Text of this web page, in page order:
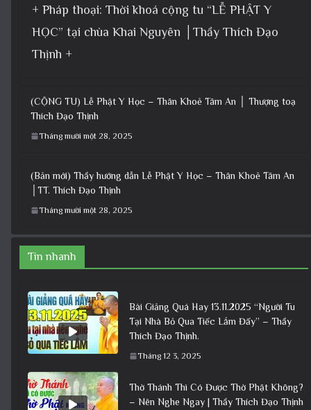
+ Pháp thoại: Thời khoá cộng tu “LỄ PHẬT Y
HỌC” tại chùa Khai Nguyên │Thầy Thích Đạo
Thịnh +
(CỘNG TU) Lễ Phật Y Học – Thân Khoẻ Tâm An │ Thượng toạ
Thích Đạo Thịnh
Tháng mười một 28, 2025
(Bản mới) Thầy hướng dẫn Lễ Phật Y Học – Thân Khoẻ Tâm An
│TT. Thích Đạo Thịnh
Tháng mười một 28, 2025
Tin nhanh
Bài Giảng Quá Hay 13.11.2025 “Người Tu
Tại Nhà Bỏ Qua Tiếc Lắm Đấy” – Thầy
Thích Đạo Thịnh.
Tháng 12 3, 2025
Thờ Thánh Thì Có Được Thờ Phật Không?
– Nên Nghe Ngay | Thầy Thích Đạo Thịnh